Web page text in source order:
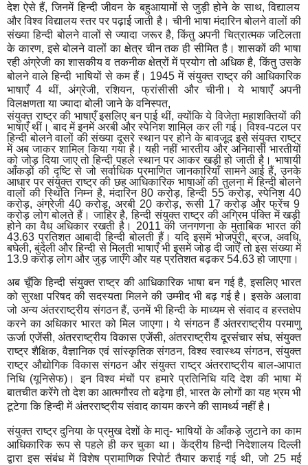
देश ऐसे हैं,जिनमें हिन्दी जीवन के बहुआयामों से जुड़ी होने के साथ,विद्यालय
और विश्व विद्यालय स्तर पर पढ़ाई जाती है। चीनी भाषा मंदारिन बोलने वालों की
संख्या हिन्दी बोलने वालों से ज्यादा जरूर है,किंतु अपनी चित्रात्मक जटिलता
के कारण,इसे बोलने वालों का क्षेत्र चीन तक ही सीमित है। शासकों की भाषा
रही अंग्रेजी का शासकीय व तकनीक क्षेत्रों में प्रयोग तो अधिक है,किंतु उसके
बोलने वाले हिन्दी भाषियों से कम हैं। 1945 में संयुक्त राष्ट्र की आधिकारिक
भाषाएँ 4थीं, अंग्रेजी,रशियन,फ्रांसीसी और चीनी। ये भाषाएँ अपनी
विलक्षणता या ज्यादा बोली जाने के वनिस्पत,
संयुक्त राष्ट्र की भाषाएँ इसलिए बन पाई थीं,क्योंकि ये विजेता महाशक्तियों की
भाषाएँ थीं। बाद में इनमें अरबी और स्पेनिश शामिल कर ली गई। विश्व-पटल पर
हिन्दी बोलने वालों की संख्या दूसरे स्थान पर होने के बावजूद इसे संयुक्त राष्ट्र
में अब जाकर शामिल किया गया है। यही नहीं भारतीय और अनिवासी भारतीयों
को जोड़ दिया जाए तो हिन्दी पहले स्थान पर आकर खड़ी हो जाती है। भाषायी
आँकड़ों की दृष्टि से जो सर्वाधिक प्रमाणित जानकारियाँ सामने आई हैं,उनके
आधार पर संयुक्त राष्ट्र की छह आधिकारिक भाषाओं की तुलना में हिन्दी बोलने
वालों की स्थिति निम्न है,मंदारिन80 करोड़,हिन्दी 55करोड़,स्पेनिश40
करोड़, अंग्रेजी 40करोड़, अरबी 20करोड़,रूसी 17 करोड़ और फ्रेंच9
करोड़ लोग बोलते हैं। जाहिर है,हिन्दी संयुक्त राष्ट्र की अग्रिम पंक्ति में खड़ी
होने का वैध अधिकार रखती है। 2011 की जनगणना के मुताबिक भारत की
43.63 प्रतिशत आबादी हिन्दी बोलती हैं। यदि इसमें भोजपुरी,ब्रज,अवधि,
बघेली,बुंदेली और हिन्दी से मिलती भाषाएँ भी इसमें जोड़ दी जाएँ तो इस संख्या में
13.9करोड़ लोग और जुड़ जाएँगे और यह प्रतिशत बढ़कर 54.63हो जाएगा।
अब चूँकि हिन्दी संयुक्त राष्ट्र की आधिकारिक भाषा बन गई है,इसलिए भारत
को सुरक्षा परिषद की सदस्यता मिलने की उम्मीद भी बढ़ गई है। इसके अलावा
जो अन्य अंतरराष्ट्रीय संगठन हैं,उनमें भी हिन्दी के माध्यम से संवाद व हस्तक्षेप
करने का अधिकार भारत को मिल जाएगा। ये संगठन हैं अंतरराष्ट्रीय परमाणु
ऊर्जा एजेंसी,अंतरराष्ट्रीय विकास एजेंसी,अंतरराष्ट्रीय दूरसंचार संघ,संयुक्त
राष्ट्र शैक्षिक,वैज्ञानिक एवं सांस्कृतिक संगठन,विश्व स्वास्थ्य संगठन,संयुक्त
राष्ट्र औद्योगिक विकास संगठन और संयुक्त राष्ट्र अंतरराष्ट्रीय बाल-आपात
निधि (यूनिसेफ)। इन विश्व मंचों पर हमारे प्रतिनिधि यदि देश की भाषा में
बातचीत करेंगे तो देश का आत्मगौरव तो बढ़ेगा ही, भारत के लोगों का यह भ्रम भी
टूटेगा कि हिन्दी में अंतरराष्ट्रीय संवाद कायम करने की सामर्थ्य नहीं है।
संयुक्त राष्ट्र दुनिया के प्रमुख देशों के मातृ- भाषियों के आँकड़े जुटाने का काम
आधिकारिक रूप से पहले ही कर चुका था। केंद्रीय हिन्दी निदेशालय दिल्ली
द्वारा इस संबंध में विशेष प्रामाणिक रिपोर्ट तैयार कराई गई थी,जो 25 मई